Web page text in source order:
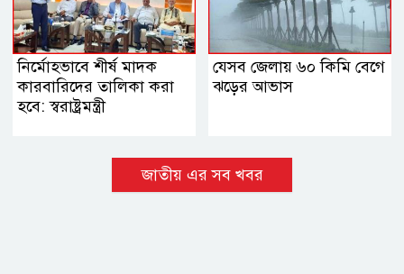
নির্মোহভাবে শীর্ষ মাদক
কারবারিদের তালিকা করা
হবে: স্বরাষ্ট্রমন্ত্রী
যেসব জেলায় ৬০ কিমি বেগে
ঝড়ের আভাস
জাতীয় এর সব খবর